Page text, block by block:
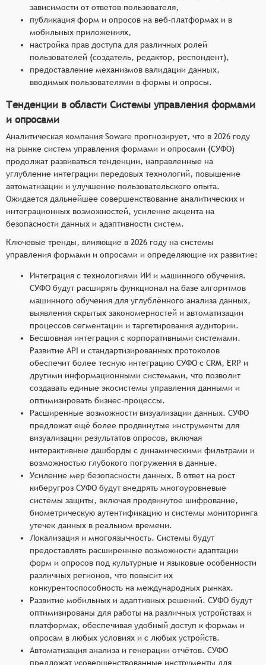
зависимости от ответов пользователя,
публикация форм и опросов на веб-платформах и в
мобильных приложениях,
настройка прав доступа для различных ролей
пользователей (создатель, редактор, респондент),
предоставление механизмов валидации данных,
вводимых пользователями в формы и опросы.
Тенденции в области Системы управления формами
и опросами
Аналитическая компания Soware прогнозирует, что в 2026 году
на рынке систем управления формами и опросами (СУФО)
продолжат развиваться тенденции, направленные на
углубление интеграции передовых технологий, повышение
автоматизации и улучшение пользовательского опыта.
Ожидается дальнейшее совершенствование аналитических и
интеграционных возможностей, усиление акцента на
безопасности данных и адаптивности систем.
Ключевые тренды, влияющие в 2026 году на системы
управления формами и опросами и определяющие их развитие:
Интеграция с технологиями ИИ и машинного обучения.
СУФО будут расширять функционал на базе алгоритмов
машинного обучения для углублённого анализа данных,
выявления скрытых закономерностей и автоматизации
процессов сегментации и таргетирования аудитории.
Бесшовная интеграция с корпоративными системами.
Развитие API и стандартизированных протоколов
обеспечит более тесную интеграцию СУФО с CRM, ERP и
другими информационными системами, что позволит
создавать единые экосистемы управления данными и
оптимизировать бизнес-процессы.
Расширенные возможности визуализации данных. СУФО
предложат ещё более продвинутые инструменты для
визуализации результатов опросов, включая
интерактивные дашборды с динамическими фильтрами и
возможностью глубокого погружения в данные.
Усиление мер безопасности данных. В ответ на рост
киберугроз СУФО будут внедрять многоуровневые
системы защиты, включая продвинутое шифрование,
биометрическую аутентификацию и системы мониторинга
утечек данных в реальном времени.
Локализация и многоязычность. Системы будут
предоставлять расширенные возможности адаптации
форм и опросов под культурные и языковые особенности
различных регионов, что повысит их
конкурентоспособность на международных рынках.
Развитие мобильных и адаптивных решений. СУФО будут
оптимизированы для работы на различных устройствах и
платформах, обеспечивая удобный доступ к формам и
опросам в любых условиях и с любых устройств.
Автоматизация анализа и генерации отчётов. СУФО
предложат усовершенствованные инструменты для